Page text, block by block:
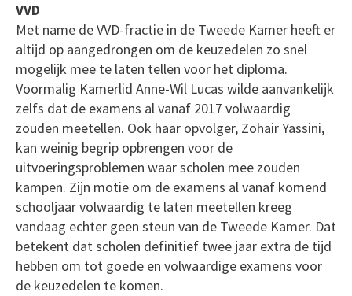
VVD
Met name de VVD-fractie in de Tweede Kamer heeft er
altijd op aangedrongen om de keuzedelen zo snel
mogelijk mee te laten tellen voor het diploma.
Voormalig Kamerlid Anne-Wil Lucas wilde aanvankelijk
zelfs dat de examens al vanaf 2017 volwaardig
zouden meetellen. Ook haar opvolger, Zohair Yassini,
kan weinig begrip opbrengen voor de
uitvoeringsproblemen waar scholen mee zouden
kampen. Zijn motie om de examens al vanaf komend
schooljaar volwaardig te laten meetellen kreeg
vandaag echter geen steun van de Tweede Kamer. Dat
betekent dat scholen definitief twee jaar extra de tijd
hebben om tot goede en volwaardige examens voor
de keuzedelen te komen.